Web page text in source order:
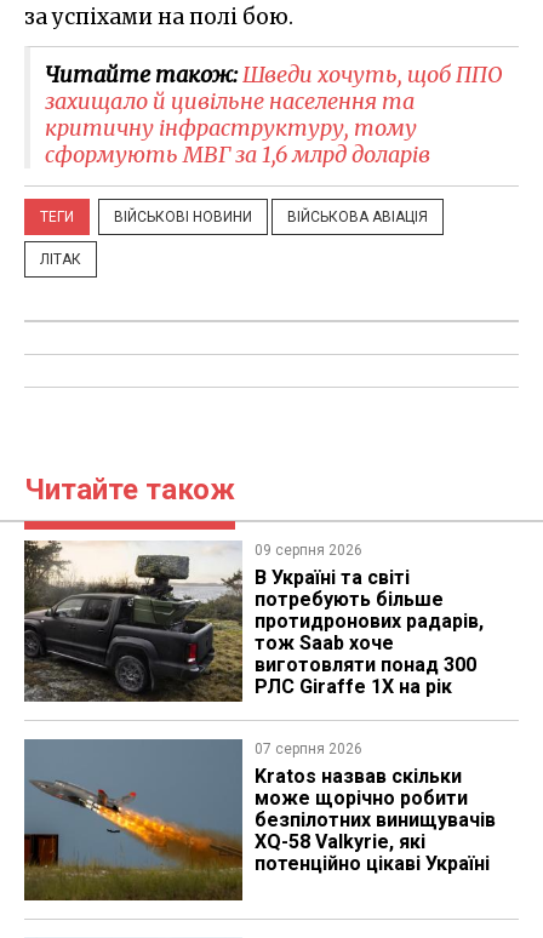
за успіхами на полі бою.
Читайте також:Шведи хочуть, щоб ППО
захищало й цивільне населення та
критичну інфраструктуру, тому
сформують МВГ за 1,6 млрд доларів
ТЕГИ ВІЙСЬКОВІ НОВИНИ ВІЙСЬКОВА АВІАЦІЯ
ЛІТАК
Читайте також
09 серпня 2026
В Україні та світі
потребують більше
протидронових радарів,
тож Saab хоче
виготовляти понад 300
РЛС Giraffe 1X на рік
07 серпня 2026
Kratos назвав скільки
може щорічно робити
безпілотних винищувачів
XQ-58 Valkyrie, які
потенційно цікаві Україні